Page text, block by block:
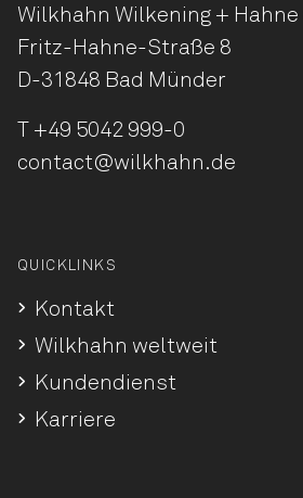
Wilkhahn Wilkening + Hahne
Fritz-Hahne-Straße 8
D-31848 Bad Münder
+49 5042 999-0
contact@wilkhahn.de
QUICKLINKS
Kontakt
Wilkhahn weltweit
Kundendienst
Karriere